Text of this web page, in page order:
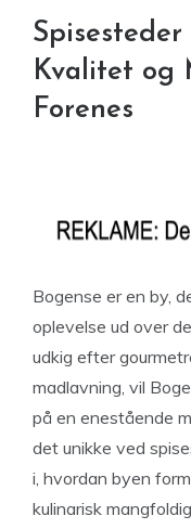
Kvalitet og
Forenes
Bogense er en by,
oplevelse ud over
udkig efter
madlavning, vil
på en enestående
det unikke ved
i, hvordan byen
kulinarisk